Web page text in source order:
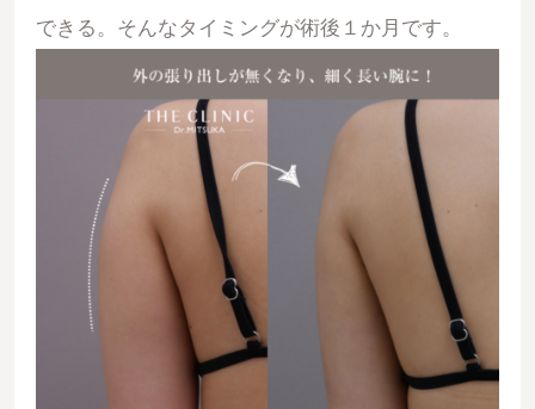
できる。そんなタイミングが術後１か月です。